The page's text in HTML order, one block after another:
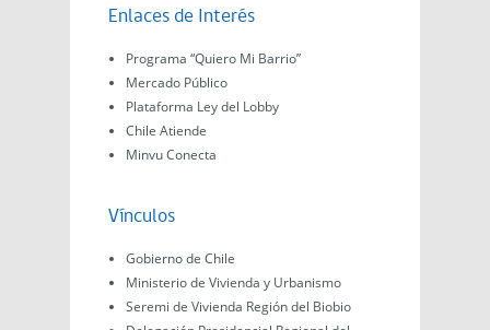
Enlaces de Interés
Programa “Quiero Mi Barrio”
Mercado Público
Plataforma Ley del Lobby
Chile Atiende
Minvu Conecta
Vínculos
Gobierno de Chile
Ministerio de Vivienda y Urbanismo
Seremi de Vivienda Región del Biobio